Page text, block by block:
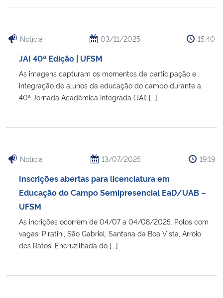
Notícia 03/11/2025 15:40
JAI 40ª Edição | UFSM
As imagens capturam os momentos de participação e
integração de alunos da educação do campo durante a
40ª Jornada Acadêmica Integrada (JAI) [...]
Notícia 13/07/2025 19:19
Inscrições abertas para licenciatura em
Educação do Campo Semipresencial EaD/UAB –
UFSM
As incrições ocorrem de 04/07 a 04/08/2025. Polos com
vagas: Piratini, São Gabriel, Santana da Boa Vista, Arroio
dos Ratos, Encruzilhada do [...]